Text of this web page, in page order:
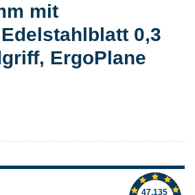
mit
0,3
ErgoPlane